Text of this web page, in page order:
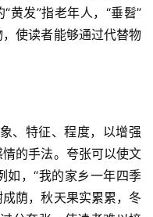
黄发”指老年人，“垂髫”
使读者能够通过代替物
的手法。夸张可以使文
如，“我的家乡一年四季
荫，秋天果实累累，冬